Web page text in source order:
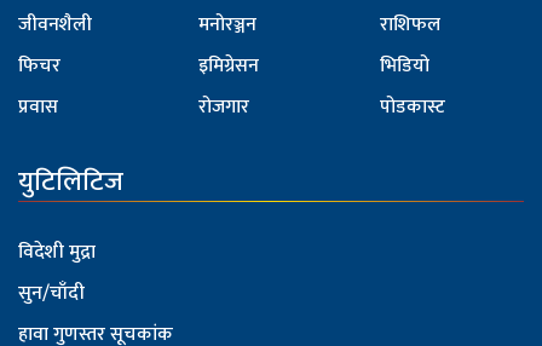
जीवनशैली
फिचर
प्रवास
मनोरञ्जन
इमिग्रेसन
रोजगार
राशिफल
भिडियो
पोडकास्ट
युटिलिटिज
विदेशी मुद्रा
सुन/चाँदी
हावा गुणस्तर सूचकांक